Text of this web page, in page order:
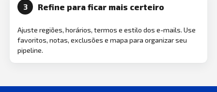
3 Refine para ficar mais certeiro
Ajuste regiões, horários, termos e estilo dos e-mails. Use
favoritos, notas, exclusões e mapa para organizar seu
pipeline.